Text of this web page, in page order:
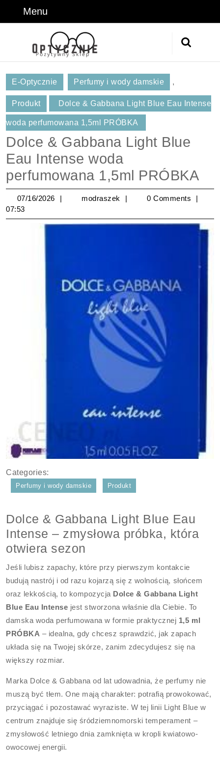
Menu
E-Optycznie Perfumy i wody damskie ,
Produkt Dolce & Gabbana Light Blue Eau Intense
woda perfumowana 1,5ml PRÓBKA
Dolce & Gabbana Light Blue
Eau Intense woda
perfumowana 1,5ml PRÓBKA
07/16/2026 07/16/2026
modraszek modraszek
0 Comments
07:53
Categories:
Perfumy i wody damskie Produkt
Dolce & Gabbana Light Blue Eau
Intense – zmysłowa próbka, która
otwiera sezon
Jeśli lubisz zapachy, które przy pierwszym kontakcie
budują nastrój i od razu kojarzą się z wolnością, słońcem
oraz lekkością, to kompozycja Dolce & Gabbana Light
Blue Eau Intense jest stworzona właśnie dla Ciebie. To
damska woda perfumowana w formie praktycznej 1,5 ml
PRÓBKA – idealna, gdy chcesz sprawdzić, jak zapach
układa się na Twojej skórze, zanim zdecydujesz się na
większy rozmiar.
Marka Dolce & Gabbana od lat udowadnia, że perfumy nie
muszą być tłem. One mają charakter: potrafią prowokować,
przyciągać i pozostawać wyraziste. W tej linii Light Blue w
centrum znajduje się śródziemnomorski temperament –
zmysłowość letniego dnia zamknięta w kropli kwiatowo-
owocowej energii.